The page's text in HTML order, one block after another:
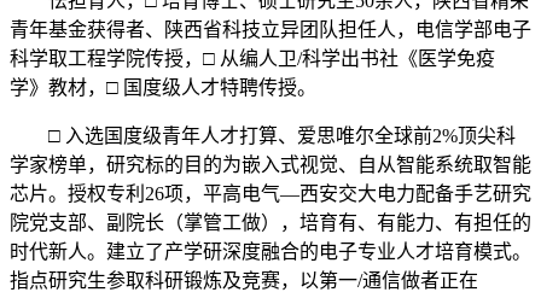
青年基金获得者、陕西省科技立异团队担任人，电信学部电子
科学取工程学院传授，□ 从编人卫/科学出书社《医学免疫
学》教材，□ 国度级人才特聘传授。
□ 入选国度级青年人才打算、爱思唯尔全球前2%顶尖科
学家榜单，研究标的目的为嵌入式视觉、自从智能系统取智能
芯片。授权专利26项，平高电气—西安交大电力配备手艺研究
院党支部、副院长（掌管工做），培育有、有能力、有担任的
时代新人。建立了产学研深度融合的电子专业人才培育模式。
指点研究生参取科研锻炼及竞赛，以第一/通信做者正在